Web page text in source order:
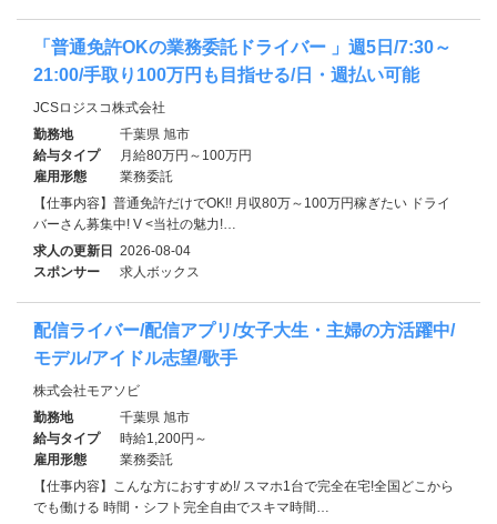
「普通免許OKの業務委託ドライバー 」週5日/7:30～
21:00/手取り100万円も目指せる/日・週払い可能
JCSロジスコ株式会社
勤務地
千葉県 旭市
給与タイプ
月給80万円～100万円
雇用形態
業務委託
【仕事内容】普通免許だけでOK!! 月収80万～100万円稼ぎたい ドライ
バーさん募集中! V <当社の魅力!…
求人の更新日 2026-08-04
スポンサー
求人ボックス
配信ライバー/配信アプリ/女子大生・主婦の方活躍中/
モデル/アイドル志望/歌手
株式会社モアソビ
勤務地
千葉県 旭市
給与タイプ
時給1,200円～
雇用形態
業務委託
【仕事内容】こんな方におすすめ!/ スマホ1台で完全在宅!全国どこから
でも働ける 時間・シフト完全自由でスキマ時間…